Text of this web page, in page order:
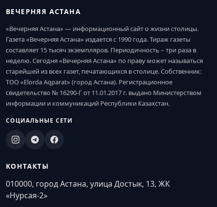
ВЕЧЕРНЯЯ АСТАНА
«Вечерняя Астана» — информационный сайт о жизни столицы.
Газета «Вечерняя Астана» издается с 1990 года. Тираж газеты
составляет 15 тысяч экземпляров. Периодичность – три раза в
неделю. Сегодня «Вечерняя Астана» по праву может называться
старейшей из всех газет, печатающихся в столице. Собственник:
ТОО «Elorda Aqparat» (город Астана). Регистрационное
свидетельство № 16290-Г от 11.01.2017 г. выдано Министерством
информации и коммуникаций Республики Казахстан.
СОЦИАЛЬНЫЕ СЕТИ
КОНТАКТЫ
010000, город Астана, улица Достык, 13, ЖК
«Нурсая-2»